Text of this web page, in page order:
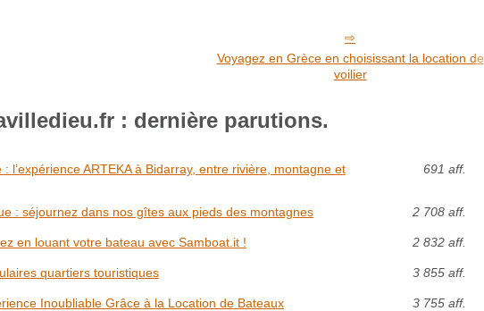
Voyagez en Grèce en choisissant la location de
voilier
: dernière parutions.
l’expérience ARTEKA à Bidarray, entre rivière, montagne et
691 aff.
: séjournez dans nos gîtes aux pieds des montagnes 2 708 aff.
en louant votre bateau avec Samboat.it ! 2 832 aff.
quartiers touristiques 3 855 aff.
Inoubliable Grâce à la Location de Bateaux 3 755 aff.